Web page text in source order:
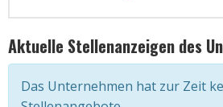
Aktuelle Stellenanzeigen des
Das Unternehmen hat zur Zeit